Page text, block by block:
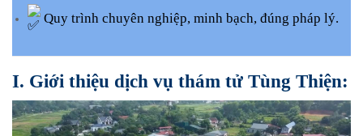
Quy trình chuyên nghiệp, minh bạch, đúng pháp lý.
I. Giới thiệu dịch vụ thám tử Tùng Thiện: